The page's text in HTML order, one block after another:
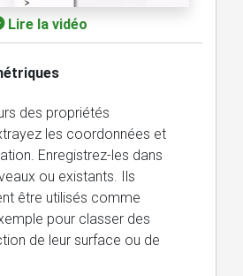
Lire la vidéo
des propriétés
les coordonnées et
Enregistrez-les dans
ou existants. Ils
être utilisés comme
pour classer des
de leur surface ou de